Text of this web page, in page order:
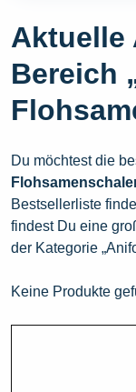
Aktuelle
Bereich
Du möchtest die
Bestsellerliste
findest Du eine
der Kategorie
Keine Produkte